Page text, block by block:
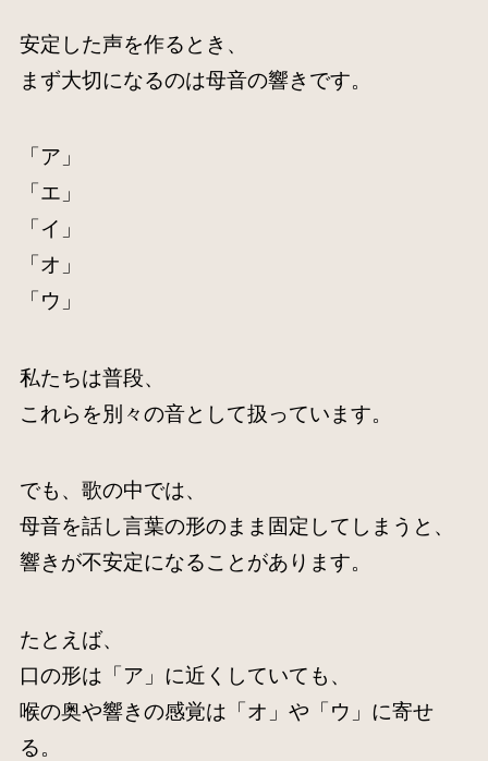
安定した声を作るとき、
まず大切になるのは母音の響きです。
「ア」
「エ」
「イ」
「オ」
「ウ」
私たちは普段、
これらを別々の音として扱っています。
でも、歌の中では、
母音を話し言葉の形のまま固定してしまうと、
響きが不安定になることがあります。
たとえば、
口の形は「ア」に近くしていても、
喉の奥や響きの感覚は「オ」や「ウ」に寄せ
る。